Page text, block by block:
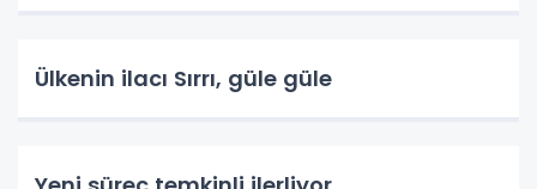
Ülkenin ilacı Sırrı, güle güle